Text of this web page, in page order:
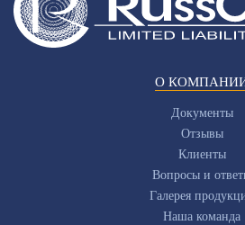
О
Документы
Отзывы
Клиенты
Вопросы и
Галерея
Наша команда